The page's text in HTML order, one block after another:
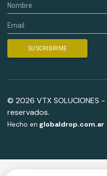
© 2026 VTX SOLUCIONES
reservados.
Hecho en globaldrop.com.ar